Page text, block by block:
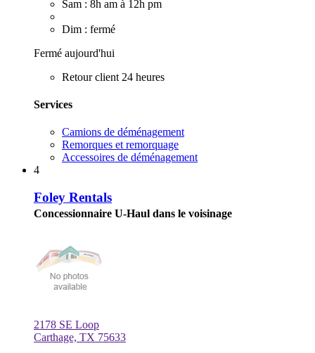
Sam : 8h am à 12h pm
Dim : fermé
Fermé aujourd'hui
Retour client 24 heures
Services
Camions de déménagement
Remorques et remorquage
Accessoires de déménagement
4
Foley Rentals
Concessionnaire U-Haul dans le voisinage
2178 SE Loop
Carthage, TX 75633